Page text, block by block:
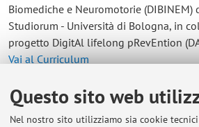
Questo sito web
Nel nostro sito utilizziamo sia cookie
Biomediche e Neuromotorie (DIBINEM)
Studiorum - Università di Bologna, in
progetto DigitAl lifelong pRevEntion
Vai al Curriculum
Contatti